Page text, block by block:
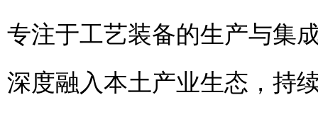
专注于工艺装备的生产与集
深度融入本土产业生态，持